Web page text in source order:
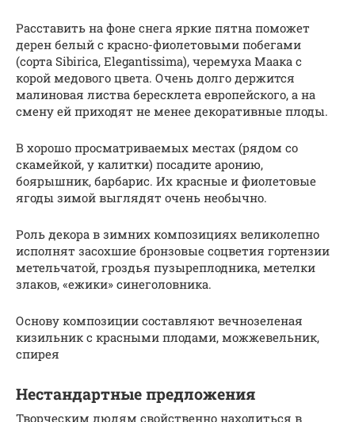
Расставить на фоне снега яркие пятна поможет
дерен белый с красно-фиолетовыми побегами
(сорта Sibirica, Elegantissima), черемуха Маака с
корой медового цвета. Очень долго держится
малиновая листва бересклета европейского, а на
смену ей приходят не менее декоративные плоды.
В хорошо просматриваемых местах (рядом со
скамейкой, у калитки) посадите аронию,
боярышник, барбарис. Их красные и фиолетовые
ягоды зимой выглядят очень необычно.
Роль декора в зимних композициях великолепно
исполнят засохшие бронзовые соцветия гортензии
метельчатой, гроздья пузыреплодника, метелки
злаков, «ежики» синеголовника.
Основу композиции составляют вечнозеленая
кизильник с красными плодами, можжевельник,
спирея
Нестандартные предложения
Творческим людям свойственно находиться в